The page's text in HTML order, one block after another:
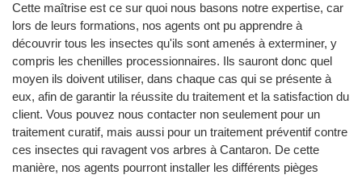
Cette maîtrise est ce sur quoi nous basons notre expertise, car
lors de leurs formations, nos agents ont pu apprendre à
découvrir tous les insectes qu'ils sont amenés à exterminer, y
compris les chenilles processionnaires. Ils sauront donc quel
moyen ils doivent utiliser, dans chaque cas qui se présente à
eux, afin de garantir la réussite du traitement et la satisfaction du
client. Vous pouvez nous contacter non seulement pour un
traitement curatif, mais aussi pour un traitement préventif contre
ces insectes qui ravagent vos arbres à Cantaron. De cette
manière, nos agents pourront installer les différents pièges